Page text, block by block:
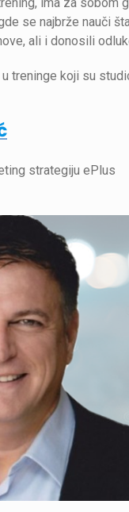
se najbrže nauči
ali i donosili
treninge koji su
strategiju ePlus